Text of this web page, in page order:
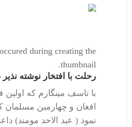
during creating the
thumbnail.
رحلت با افتخار نوشته
با تاسف مینگارم که اولین
افغان و چهارمین مسلمان
نمود ( عبد الاحد مومند)